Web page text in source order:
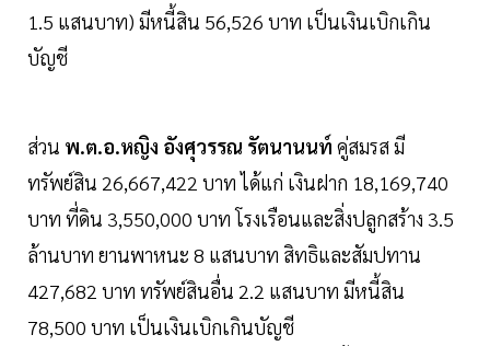
1.5 แสนบาท) มีหนี้สิน 56,526 บาท เป็นเงินเบิกเกิน
บัญชี
ส่วน พ.ต.อ.หญิง อังศุวรรณ รัตนานนท์ คู่สมรส มี
ทรัพย์สิน 26,667,422 บาท ได้แก่ เงินฝาก 18,169,740
บาท ที่ดิน 3,550,000 บาท โรงเรือนและสิ่งปลูกสร้าง 3.5
ล้านบาท ยานพาหนะ 8 แสนบาท สิทธิและสัมปทาน
427,682 บาท ทรัพย์สินอื่น 2.2 แสนบาท มีหนี้สิน
78,500 บาท เป็นเงินเบิกเกินบัญชี